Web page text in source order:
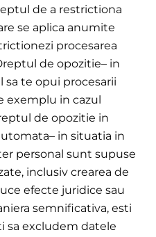
de a restrictiona
se aplica anumite
procesarea
de opozitie–in
te opui procesarii
exemplu in cazul
de opozitie in
tomata– in situatia in
personal sunt supuse
inclusiv crearea de
efecte juridice sau
semnificativa, esti
sa excludem datele